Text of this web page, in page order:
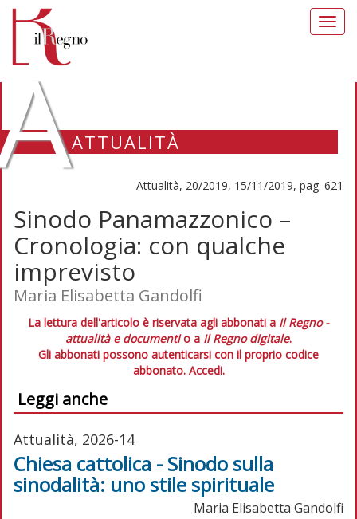
ATTUALITÀ
Attualità, 20/2019, 15/11/2019, pag. 621
Sinodo Panamazzonico –
Cronologia: con qualche
imprevisto
Maria Elisabetta Gandolfi
La lettura dell'articolo è riservata agli abbonati a Il Regno -
attualità e documentio a Il Regno digitale.
Gli abbonati possono autenticarsi con il proprio codice
abbonato. Accedi.
Leggi anche
Attualità, 2026-14
Chiesa cattolica - Sinodo sulla
sinodalità: uno stile spirituale
Maria Elisabetta Gandolfi